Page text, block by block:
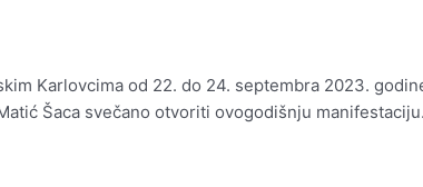
Karlovcima od 22. do 24. septembra 2023.
Šaca svečano otvoriti ovogodišnju